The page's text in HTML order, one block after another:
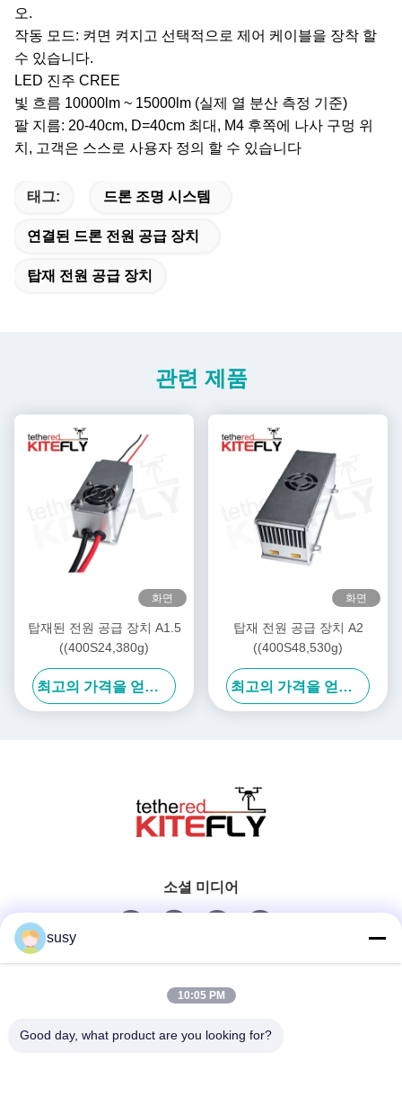
오.
작동 모드: 켜면 켜지고 선택적으로 제어 케이블을 장착 할
수 있습니다.
LED 진주 CREE
빛 흐름 10000lm ~ 15000lm (실제 열 분산 측정 기준)
팔 지름: 20-40cm, D=40cm 최대, M4 후쪽에 나사 구멍 위
치, 고객은 스스로 사용자 정의 할 수 있습니다
태그: 드론 조명 시스템
연결된 드론 전원 공급 장치
탑재 전원 공급 장치
관련 제품
화면
탑재된 전원 공급 장치 A1.5
((400S24,380g)
최고의 가격을 얻으십시오
화면
탑재 전원 공급 장치 A2
((400S48,530g)
최고의 가격을 얻으십시오
소셜 미디어
빠른 연락
susy
10:05 PM
Good day, what product are you looking for?